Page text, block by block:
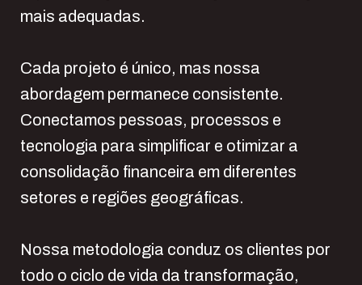
mais adequadas.
Cada projeto é único, mas nossa
abordagem permanece consistente.
Conectamos pessoas, processos e
tecnologia para simplificar e otimizar a
consolidação financeira em diferentes
setores e regiões geográficas.
Nossa metodologia conduz os clientes por
todo o ciclo de vida da transformação,